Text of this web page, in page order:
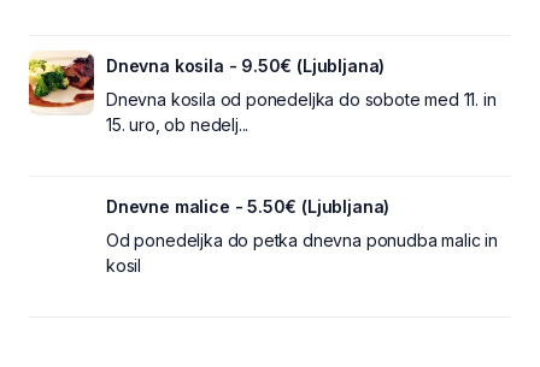
Dnevna kosila - 9.50€ (Ljubljana)
Dnevna kosila od ponedeljka do sobote med 11. in
15. uro, ob nedelj...
Dnevne malice - 5.50€ (Ljubljana)
Od ponedeljka do petka dnevna ponudba malic in
kosil